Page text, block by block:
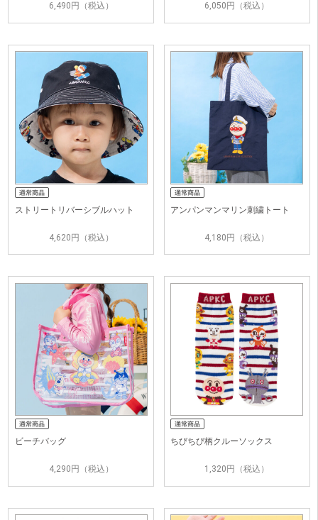
6,490円（税込） 6,050円（税込）
ストリートリバーシブルハット
4,620円（税込）
アンパンマンマリン刺繍トート
4,180円（税込）
ビーチバッグ
4,290円（税込）
ちびちび柄クルーソックス
1,320円（税込）